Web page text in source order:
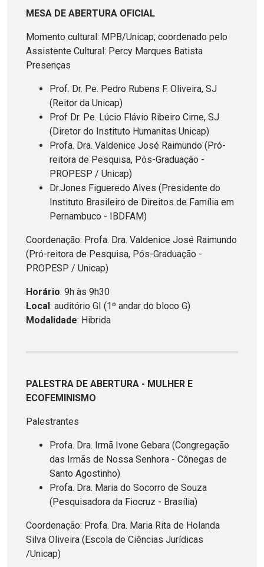
MESA DE ABERTURA OFICIAL
Momento cultural: MPB/Unicap, coordenado pelo
Assistente Cultural: Percy Marques Batista
Presenças
Prof. Dr. Pe. Pedro Rubens F. Oliveira, SJ
(Reitor da Unicap)
Prof Dr. Pe. Lúcio Flávio Ribeiro Cirne, SJ
(Diretor do Instituto Humanitas Unicap)
Profa. Dra. Valdenice José Raimundo (Pró-
reitora de Pesquisa, Pós-Graduação -
PROPESP / Unicap)
Dr.Jones Figueredo Alves (Presidente do
Instituto Brasileiro de Direitos de Família em
Pernambuco - IBDFAM)
Coordenação: Profa. Dra. Valdenice José Raimundo
(Pró-reitora de Pesquisa, Pós-Graduação -
PROPESP / Unicap)
Horário: 9h às 9h30
Local: auditório GI (1º andar do bloco G)
Modalidade: Hibrida
PALESTRA DE ABERTURA - MULHER E
ECOFEMINISMO
Palestrantes
Profa. Dra. Irmã Ivone Gebara (Congregação
das Irmãs de Nossa Senhora - Cônegas de
Santo Agostinho)
Profa. Dra. Maria do Socorro de Souza
(Pesquisadora da Fiocruz - Brasília)
Coordenação: Profa. Dra. Maria Rita de Holanda
Silva Oliveira (Escola de Ciências Jurídicas
/Unicap)